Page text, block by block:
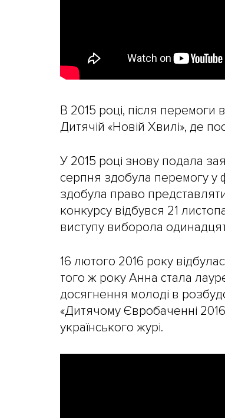
В 2015 році, після перемоги
Дитячій «Новій Хвилі», де
У 2015 році знову подала
серпня здобула перемогу у
здобула право
конкурсу відбувся 21
виступу виборола
16 лютого 2016 року
того ж року Анна стала
досягнення молоді в
«Дитячому Євробаченні
українського журі.